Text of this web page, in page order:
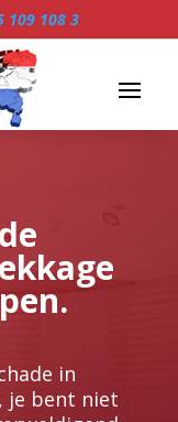
109 108 3
in
je bent niet